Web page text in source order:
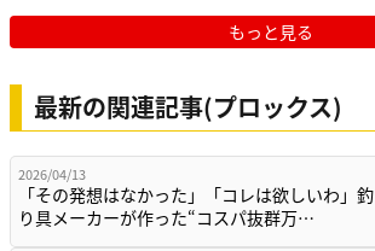
もっと見る
最新の関連記事(プロックス)
2026/04/13
「その発想はなかった」「コレは欲しいわ」釣
り具メーカーが作った“コスパ抜群万…